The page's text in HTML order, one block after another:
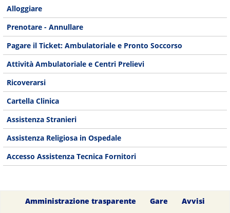
Alloggiare
Prenotare - Annullare
Pagare il Ticket: Ambulatoriale e Pronto Soccorso
Attività Ambulatoriale e Centri Prelievi
Ricoverarsi
Cartella Clinica
Assistenza Stranieri
Assistenza Religiosa in Ospedale
Accesso Assistenza Tecnica Fornitori
Amministrazione trasparente Gare Avvisi